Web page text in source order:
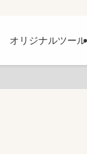
オリジナルツール